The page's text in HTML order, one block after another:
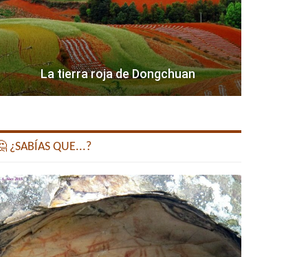
La tierra roja de Dongchuan
¿SABÍAS QUE...?